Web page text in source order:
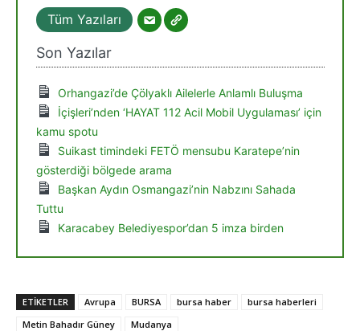
Tüm Yazıları
Son Yazılar
Orhangazi’de Çölyaklı Ailelerle Anlamlı Buluşma
İçişleri’nden ‘HAYAT 112 Acil Mobil Uygulaması’ için
kamu spotu
Suikast timindeki FETÖ mensubu Karatepe’nin
gösterdiği bölgede arama
Başkan Aydın Osmangazi’nin Nabzını Sahada
Tuttu
Karacabey Belediyespor’dan 5 imza birden
ETIKETLER Avrupa BURSA bursa haber
bursa haberleri
Metin Bahadır Güney
Mudanya